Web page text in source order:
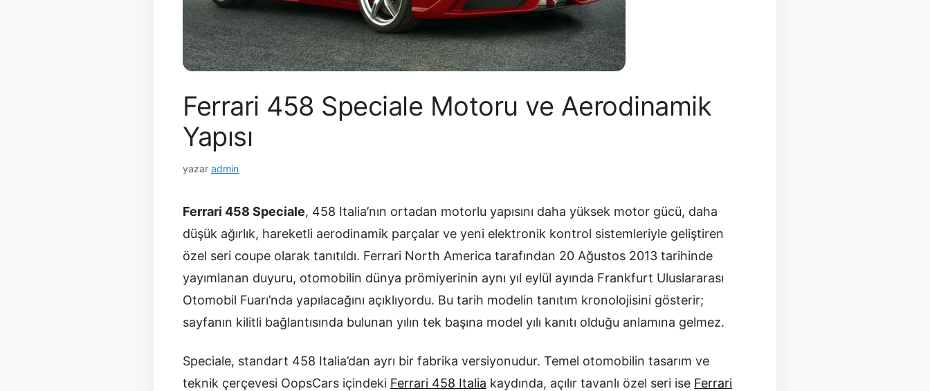
Ferrari 458 Speciale Motoru ve Aerodinamik
Yapısı
yazar admin
Ferrari 458 Speciale, 458 Italia’nın ortadan motorlu yapısını daha yüksek motor gücü, daha
düşük ağırlık, hareketli aerodinamik parçalar ve yeni elektronik kontrol sistemleriyle geliştiren
özel seri coupe olarak tanıtıldı. Ferrari North America tarafından 20 Ağustos 2013 tarihinde
yayımlanan duyuru, otomobilin dünya prömiyerinin aynı yıl eylül ayında Frankfurt Uluslararası
Otomobil Fuarı’nda yapılacağını açıklıyordu. Bu tarih modelin tanıtım kronolojisini gösterir;
sayfanın kilitli bağlantısında bulunan yılın tek başına model yılı kanıtı olduğu anlamına gelmez.
Speciale, standart 458 Italia’dan ayrı bir fabrika versiyonudur. Temel otomobilin tasarım ve
teknik çerçevesi OopsCars içindeki Ferrari 458 Italia kaydında, açılır tavanlı özel seri ise Ferrari